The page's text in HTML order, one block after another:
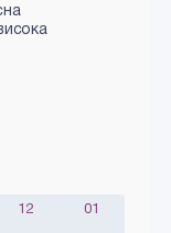
12 01